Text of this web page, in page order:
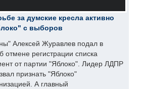
за думские кресла активно
с выборов
Алексей Журавлев подал в
отмене регистрации списка
от партии "Яблоко". Лидер ЛДПР
признать "Яблоко"
А главный